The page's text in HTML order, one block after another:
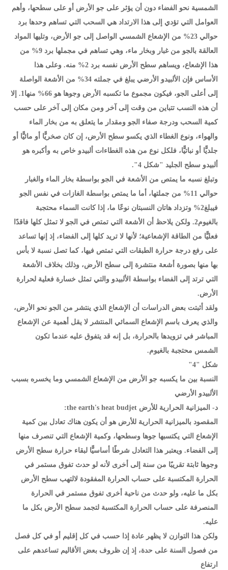
الشمسية نحو الفضاء دون أن يؤثر على جو الأرض أو على سطحها، وأهم
العوامل التي تؤدي إلى هذا الارتداد هي السحب التي تساهم وحدها برد
حوالي 23% من الإشعاع الشمسي الواصل إلى جو الأرض، وتليها المواد
العالقة بالجو من غبار وبخار ماء، وهي تساهم في مجملها برد 9% من
هذا الإشعاع، ويساهم سطح الأرض نفسه برد 2% منه. وعلى هذا
الأساس فإن الألبيدو الأرضي يبلغ في جملته 34% من الأشعة الواصلة
إلى أعلى الجو، فيكون مجموع ما تكسبه الأرض وجوها هو 66% منها1. إلا
أن هذه النسب تتباين من وقت إلى آخر ومن مكان إلى آخر على حسب
كمية السحب ودرجة صفاء الجو ومقدار ما يتعلق به من بخار الماء
والهواء، ونوع الغطاء الذي يكسو سطح الأرض، إن كان صخريًّا أو مائيًّا أو
جلديًّا أو نباتيًّا، فلكل نوع من هذه الغطاءات ألبيدو خاص به وأكبره هو
ألبيدو سطح الجليد "شكل 4".
وتبلغ نسبه ما يمتص من الأشعة في الجو بواسطة بخار الماء والغبار
حوالي 11% من جملتها، أما ما يمتص بواسطة الغازات في نفس الجو
فيبلغ2% وتزداد هاتان النسبتان نوعًا ما، إذا كانت السماء محتجبة
بالغيوم2. ولكن يلاحظ أن الأشعة التي تمتص في الجو لا تمثل كلها فاقدًا
فعليًّا من الطاقة الإشعاعية؛ لأنها لا تريد كلها إلى الفضاء، إذ إنها تساعد
على رفع درجة حرارة الطبقات التي تمتص فيها، كما تصل نسبة لا بأس
بها منها بصورة أشعة منتشرة إلى سطح الأرض، وذلك بخلاف الأشعة
التي ترتد إلى الفضاء بواسطة الألبيدو والتي تمثل خسارة فعلية لحرارة
الأرض.
ولقد أثبتت بعض الدراسات أن الإشعاع الذي ينتشر من الجو نحو الأرض،
والذي يعرف باسم الإشعاع السمائي المنتشر لا يقل أهمية عن الإشعاع
المباشر في تزويدها بالحرارة، بل إنه قد يتفوق عليه عندما تكون
الشمس محتجبة بالغيوم.
شكل "4"
النسبة بين ما يكسبه جو الأرض من الإشعاع الشمسي وما يخسره بسبب
الألبيدو الأرضي
د- الميزانية الحرارية للأرض the earth's heat budjet:
المقصود بالميزانية الحرارية للأرض هو أن يكون هناك تعادل بين كمية
الإشعاع التي يكتسبها جوها وسطحها، وكمية الإشعاع التي تنصرف منها
إلى الفضاء. ويعتبر هذا التعادل شرطًا أساسيًّا لبقاء حرارة سطح الأرض
وجوها ثابتة تقريبًا من سنة إلى أخرى لأنه لو حدث تفوق مستمر في
الحرارة المكتسبة على حساب الحرارة المفقودة لالتهب سطح الأرض
بكل ما عليه، ولو حدث من ناحية أخرى تفوق مستمر في الحرارة
المنصرفة على حساب الحرارة المكتسبة لتجمد سطح الأرض بكل ما
عليه.
ولكن هذا التوازن لا يظهر عادة إذا حسب في كل إقليم أو في كل فصل
من فصول السنة على حدة، إذ إن ظروف بعض الأقاليم تساعدهم على
ارتفاع